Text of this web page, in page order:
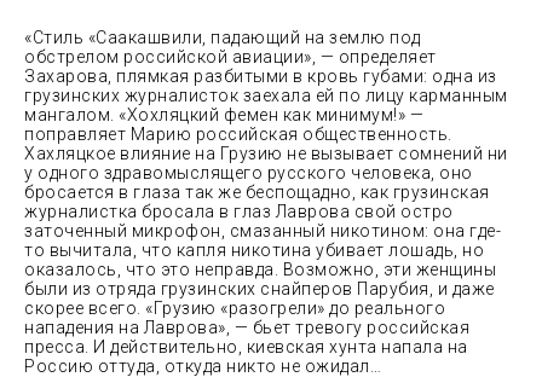
«Стиль «Саакашвили, падающий на землю под
обстрелом российской авиации», — определяет
Захарова, плямкая разбитыми в кровь губами: одна из
грузинских журналисток заехала ей по лицу карманным
мангалом. «Хохляцкий фемен как минимум!» —
поправляет Марию российская общественность.
Хахляцкое влияние на Грузию не вызывает сомнений ни
у одного здравомыслящего русского человека, оно
бросается в глаза так же беспощадно, как грузинская
журналистка бросала в глаз Лаврова свой остро
заточенный микрофон, смазанный никотином: она где-
то вычитала, что капля никотина убивает лошадь, но
оказалось, что это неправда. Возможно, эти женщины
были из отряда грузинских снайперов Парубия, и даже
скорее всего. «Грузию «разогрели» до реального
нападения на Лаврова», — бьет тревогу российская
пресса. И действительно, киевская хунта напала на
Россию оттуда, откуда никто не ожидал…